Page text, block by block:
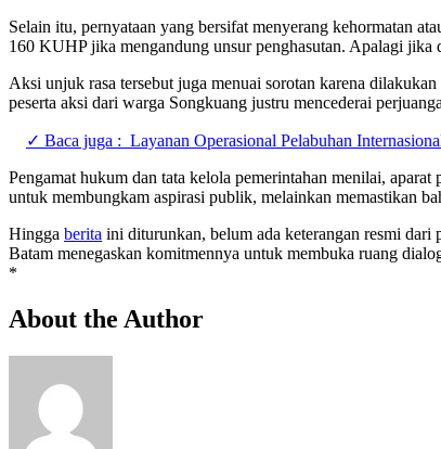
Selain itu, pernyataan yang bersifat menyerang kehormatan
160 KUHP jika mengandung unsur penghasutan. Apalagi jika
Aksi unjuk rasa tersebut juga menuai sorotan karena
peserta aksi dari warga Songkuang justru mencederai
✓ Baca juga : Layanan Operasional Pelabuhan
Pengamat hukum dan tata kelola pemerintahan menilai,
untuk membungkam aspirasi publik, melainkan memastikan
Hingga berita ini diturunkan, belum ada keterangan resmi dari
Batam menegaskan komitmennya untuk membuka ruang
*
About the Author